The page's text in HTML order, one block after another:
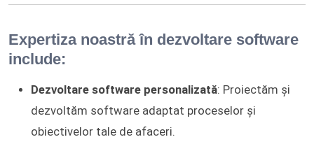
Expertiza noastră în dezvoltare software
include:
Dezvoltare software personalizată: Proiectăm și
dezvoltăm software adaptat proceselor și
obiectivelor tale de afaceri.